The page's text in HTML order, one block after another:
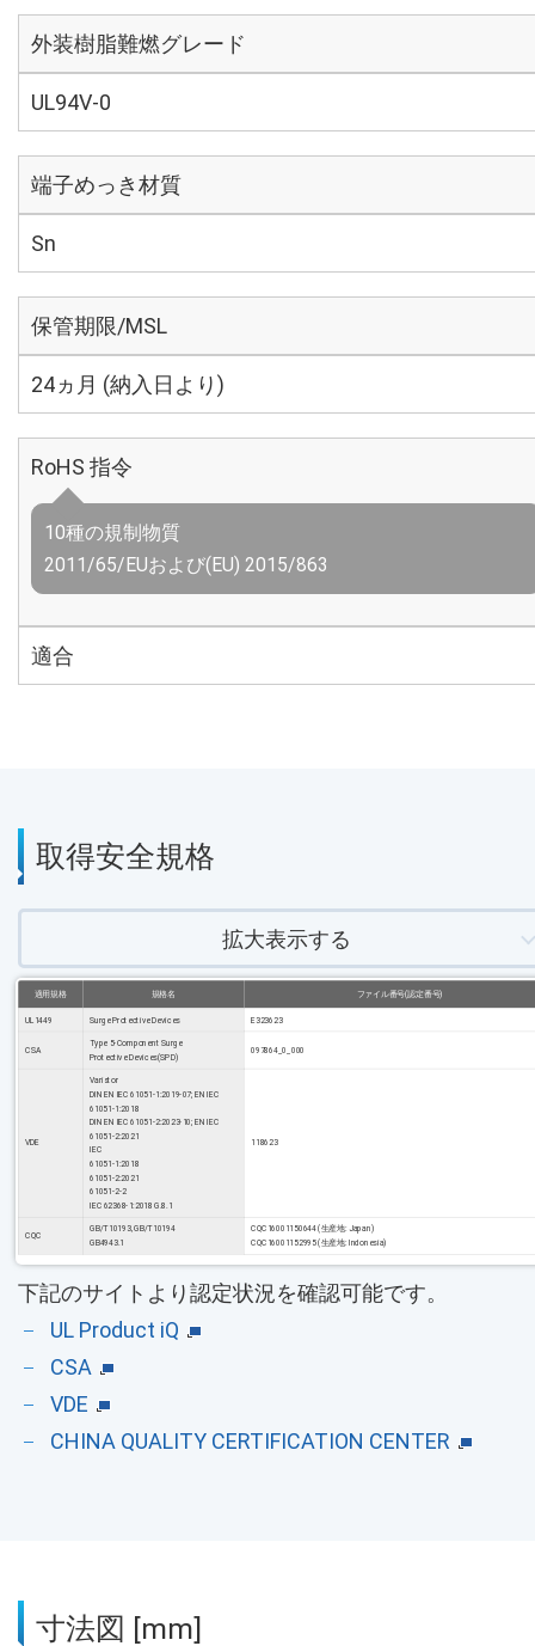
外装樹脂難燃グレード
UL94V-0
端子めっき材質
Sn
保管期限/MSL
24ヵ月 (納入日より)
RoHS 指令
10種の規制物質
2011/65/EUおよび(EU) 2015/863
適合
取得安全規格
拡大表示する
適用規格 規格名 ファイル番号(認定番号)
UL1449 Surge Protective Devices E323623
CSA
Type 5-Component Surge
Protective Devices(SPD)
097864_0_000
VDE
Varistor
DIN EN IEC 61051-1:2019-07; EN IEC
61051-1:2018
DIN EN IEC 61051-2:2023-10; EN IEC
61051-2:2021
IEC
61051-1:2018
61051-2:2021
61051-2-2
IEC 62368-1:2018 G.8.1
118623
CQC
GB/T10193, GB/T10194
GB4943.1
CQC16001150644 (生産地: Japan)
CQC16001152995 (生産地: Indonesia)
下記のサイトより認定状況を確認可能です。
UL Product iQ
CSA
VDE
CHINA QUALITY CERTIFICATION CENTER
寸法図 [mm]